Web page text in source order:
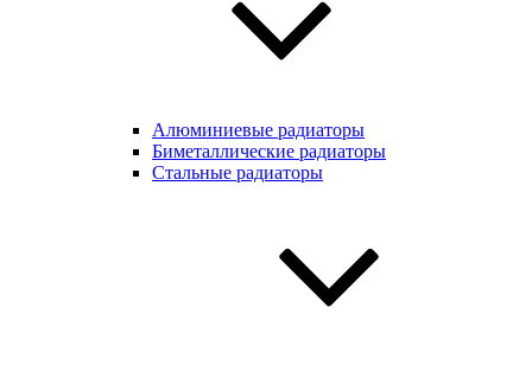
Алюминиевые радиаторы
Биметаллические радиаторы
Стальные радиаторы